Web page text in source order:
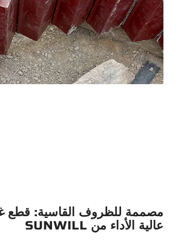
عالية الأداء من SUNWILL